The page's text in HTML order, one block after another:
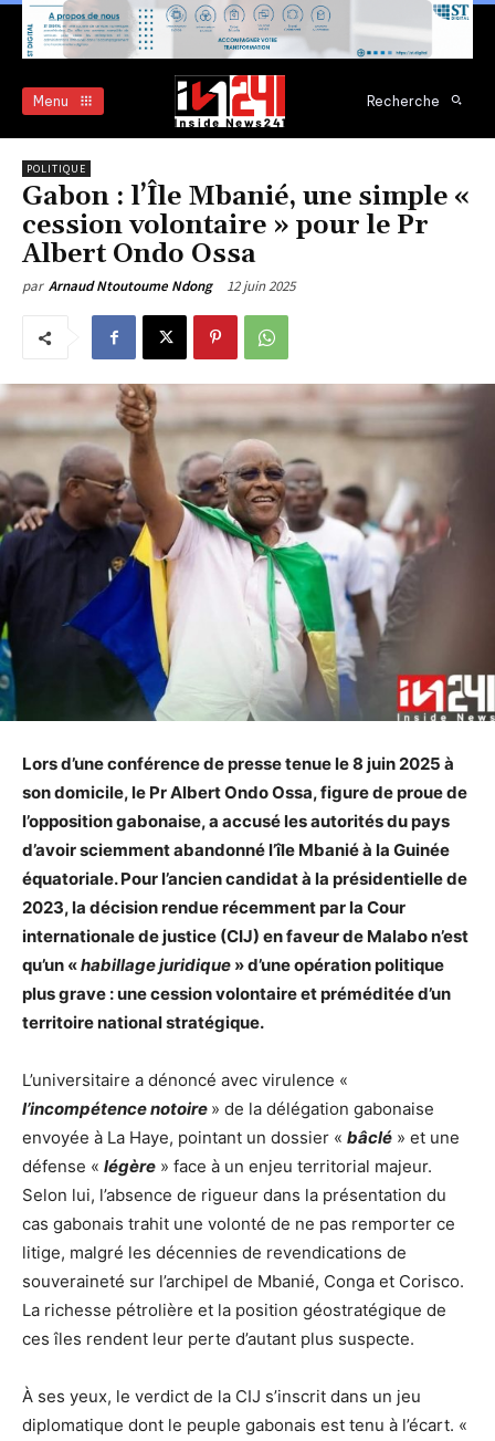
Menu Recherche
POLITIQUE
Gabon : l’Île Mbanié, une simple «
cession volontaire » pour le Pr
Albert Ondo Ossa
par Arnaud Ntoutoume Ndong 12 juin 2025
Lors d’une conférence de presse tenue le 8 juin 2025 à
son domicile, le Pr Albert Ondo Ossa, figure de proue de
l’opposition gabonaise, a accusé les autorités du pays
d’avoir sciemment abandonné l’île Mbanié à la Guinée
équatoriale. Pour l’ancien candidat à la présidentielle de
2023, la décision rendue récemment par la Cour
internationale de justice (CIJ) en faveur de Malabo n’est
qu’un «habillage juridique » d’une opération politique
plus grave : une cession volontaire et préméditée d’un
territoire national stratégique.
L’universitaire a dénoncé avec virulence «
l’incompétence notoire » de la délégation gabonaise
envoyée à La Haye, pointant un dossier « bâclé » et une
défense « légère » face à un enjeu territorial majeur.
Selon lui, l’absence de rigueur dans la présentation du
cas gabonais trahit une volonté de ne pas remporter ce
litige, malgré les décennies de revendications de
souveraineté sur l’archipel de Mbanié, Conga et Corisco.
La richesse pétrolière et la position géostratégique de
ces îles rendent leur perte d’autant plus suspecte.
À ses yeux, le verdict de la CIJ s’inscrit dans un jeu
diplomatique dont le peuple gabonais est tenu à l’écart. «